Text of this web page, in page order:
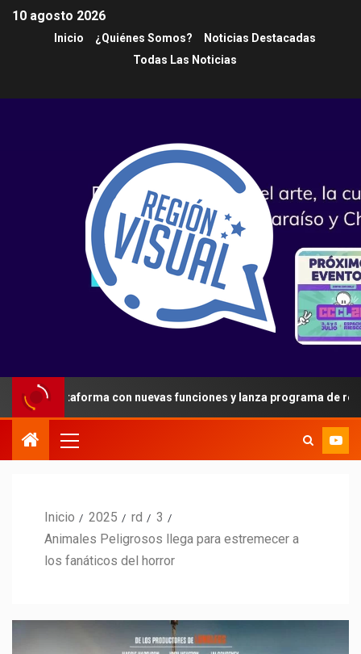
10 agosto 2026
Inicio ¿Quiénes Somos?
Noticias Destacadas
Todas Las Noticias
plataforma con nuevas funciones y lanza programa de referidos
Inicio 2025 rd
3
Animales Peligrosos llega para estremecer a
los fanáticos del horror